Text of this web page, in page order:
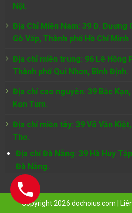
Nội.
Địa Chỉ Miền Nam: 39 Đ. Dương
Gò Vấp, Thành phố Hồ Chí Minh
Địa chỉ miền trung: 96 Lê Hồng
Thành phố Qui Nhơn, Bình Định.
Địa chỉ cao nguyên: 39 Bắc
Kon Tum.
Địa chỉ miền tây: 39 Võ Văn
Thơ.
Địa chỉ Đà Nẵng: 39 Hà Huy
Đà Nẵng.
Copyright 2026 dochoius.com |